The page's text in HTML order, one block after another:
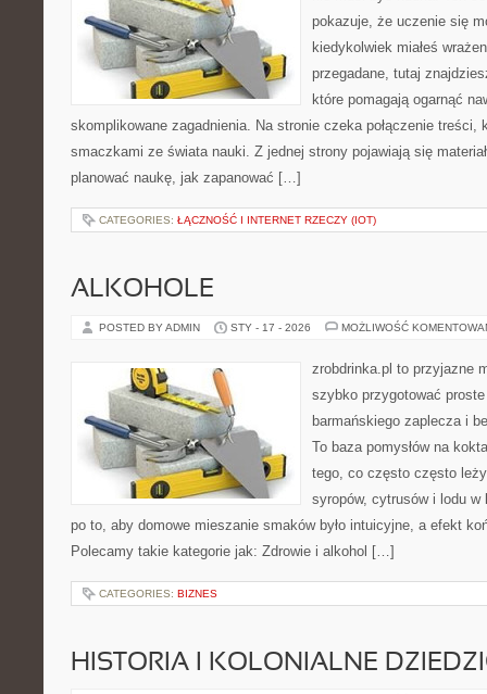
pokazuje, że uczenie się
kiedykolwiek miałeś
przegadane, tutaj
które pomagają ogarnąć
skomplikowane zagadnienia. Na stronie czeka połączenie treści,
smaczkami ze świata nauki. Z jednej strony pojawiają się
planować naukę, jak zapanować […]
CATEGORIES: ŁĄCZNOŚĆ I INTERNET RZECZY (IOT)
ALKOHOLE
POSTED BY ADMIN STY - 17 - 2026 MOŻLIWOŚĆ
zrobdrinka.pl to przyjazne
szybko przygotować
barmańskiego zaplecza i
To baza pomysłów na
tego, co często często
syropów, cytrusów i lodu w
po to, aby domowe mieszanie smaków było intuicyjne, a efekt
Polecamy takie kategorie jak: Zdrowie i alkohol […]
CATEGORIES: BIZNES
HISTORIA I KOLONIALNE